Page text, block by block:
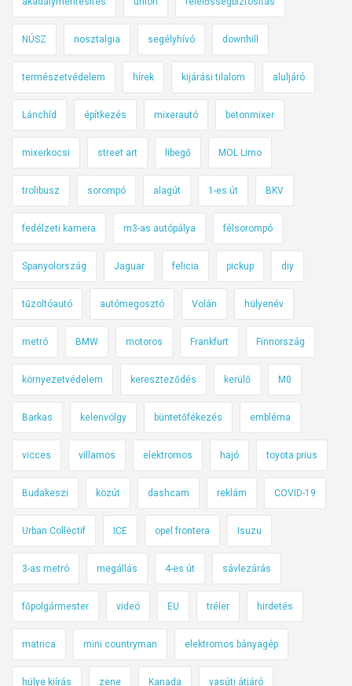
NÚSZ nosztalgia segélyhívó downhill
természetvédelem hírek kijárási tilalom aluljáró
Lánchíd építkezés mixerautó betonmixer
mixerkocsi street art libegő MOL Limo
trolibusz sorompó alagút 1-es út BKV
fedélzeti kamera m3-as autópálya félsorompó
Spanyolország Jaguar felicia pickup diy
tűzoltóautó autómegosztó Volán hülyenév
metró BMW motoros Frankfurt Finnország
környezetvédelem kereszteződés kerülő M0
Barkas kelenvölgy büntetőfékezés embléma
vicces villamos elektromos hajó toyota prius
Budakeszi közút dashcam reklám COVID-19
Urban Collëctif ICE opel frontera Isuzu
3-as metró megállás 4-es út sávlezárás
főpolgármester videó EU tréler hirdetés
matrica mini countryman elektromos bányagép
hülye kiírás zene Kanada vasúti átjáró